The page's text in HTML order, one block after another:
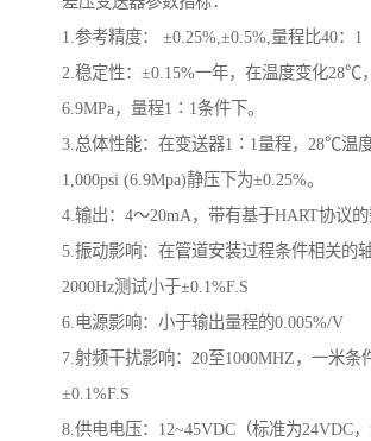
1.参考精度： ±0.25%,±0.5%,量程比40：1
2.稳定性：±0.15%一年，在温度变化28℃
6.9MPa，量程1∶1条件下。
3.总体性能：在变送器1∶1量程，28℃温
1,000psi (6.9Mpa)静压下为±0.25%。
4.输出：4～20mA，带有基于HART协议
5.振动影响：在管道安装过程条件相关的
2000Hz测试小于±0.1%F.S
6.电源影响：小于输出量程的0.005%/V
7.射频干扰影响：20至1000MHZ，一米条
±0.1%F.S
8.供电电压：12~45VDC（标准为24VDC